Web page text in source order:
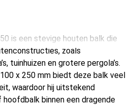
is een stevige houten balk die
zoals
tuinhuizen en grotere pergola’s.
x 250 mm biedt deze balk veel
waardoor hij uitstekend
binnen een dragende